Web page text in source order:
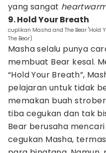
yang sangat
9. Hold Your Breath
cuplikan Masha and The Bear "Hold
The Bear)
Masha selalu punya
membuat Bear kesal.
“Hold Your Breath”,
pelajaran untuk tidak
memakan buah
tiba cegukan dan tak
Bear berusaha
cegukan Masha,